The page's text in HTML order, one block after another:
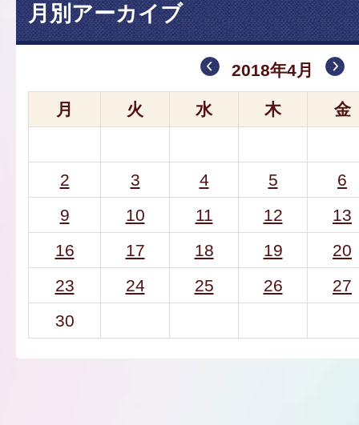
月別アーカイブ
2018年4月
月 火 水 木 金
2 3 4 5
6
9
10 11 12
13
16
17 18 19
20
23
24 25 26
27
30